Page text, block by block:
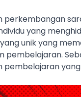
perkembangan
yang
unik yang
pembelajaran.
pembelajaran